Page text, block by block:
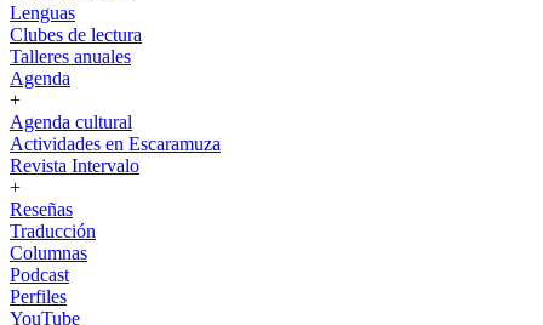
Lenguas
Clubes de lectura
Talleres anuales
Agenda
+
Agenda cultural
Actividades en Escaramuza
Revista Intervalo
+
Reseñas
Traducción
Columnas
Podcast
Perfiles
YouTube